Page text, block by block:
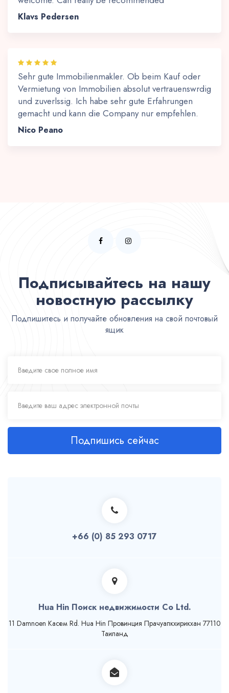
Klavs Pedersen
Sehr gute Immobilienmakler. Ob beim Kauf oder
Vermietung von Immobilien absolut vertrauenswrdig
und zuverlssig. Ich habe sehr gute Erfahrungen
gemacht und kann die Company nur empfehlen.
Nico Peano
Подписывайтесь на нашу
новостную рассылку
Подпишитесь и получайте обновления на свой почтовый
ящик
Подпишись сейчас
+66 (0) 85 293 0717
Hua Hin Поиск недвижимости Co Ltd.
11 Damnoen Касем Rd. Hua Hin Провинция Прачуапкхирикхан 77110
Таиланд